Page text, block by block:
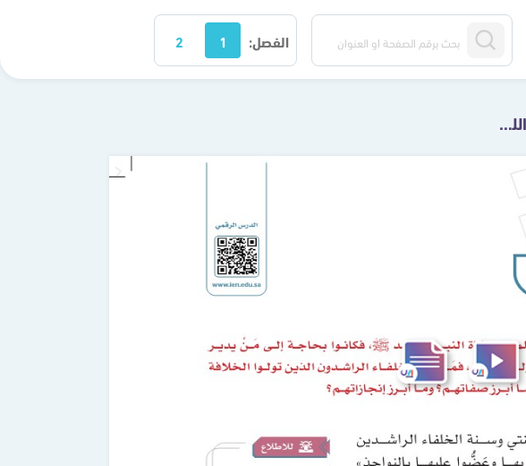
الفصل: 1
2
الدرس الأول: الخلفاء الراشدون رضي الله عنهم